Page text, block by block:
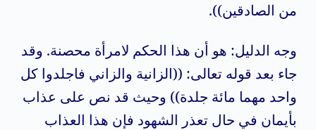
من الصادقين)).
وجه الدليل: هو أن هذا الحكم لامرأة محصنة. وقد
جاء بعد قوله تعالى: ((الزانية والزاني فاجلدوا كل
واحد مهما مائة جلدة)) وحيث قد نص على عذاب
بأيمان في حال تعذر الشهود فإن هذا العذاب